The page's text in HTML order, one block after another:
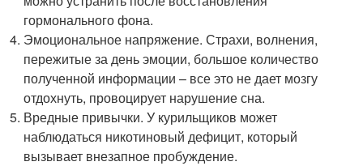
гормонального фона.
Эмоциональное напряжение. Страхи, волнения,
пережитые за день эмоции, большое количество
полученной информации – все это не дает мозгу
отдохнуть, провоцирует нарушение сна.
Вредные привычки. У курильщиков может
наблюдаться никотиновый дефицит, который
вызывает внезапное пробуждение.